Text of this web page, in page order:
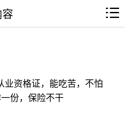
业资格证，能吃苦，不怕
份，保险不干